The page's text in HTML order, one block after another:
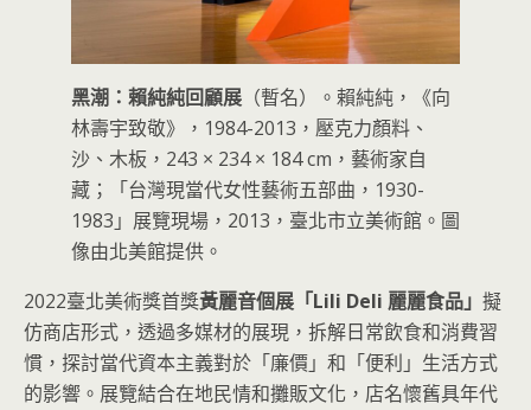
黑潮：賴純純回顧展 （暫名）。賴純純，《向
林壽宇致敬》，1984-2013，壓克力顏料、
沙、木板，243 × 234 × 184 cm，藝術家自
藏；「台灣現當代女性藝術五部曲，1930-
1983」展覽現場，2013，臺北市立美術館。圖
像由北美館提供。
2022臺北美術獎首獎黃麗音個展「Lili Deli 麗麗食品」 擬
仿商店形式，透過多媒材的展現，拆解日常飲食和消費習
慣，探討當代資本主義對於「廉價」和「便利」生活方式
的影響。展覽結合在地民情和攤販文化，店名懷舊具年代